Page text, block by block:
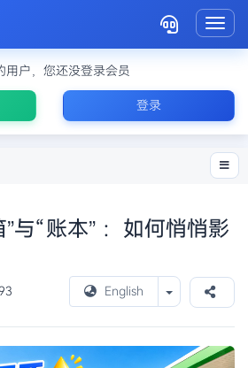
用户，您还没登录会员
登录
与“账本” ：如何悄悄影
English Toggle